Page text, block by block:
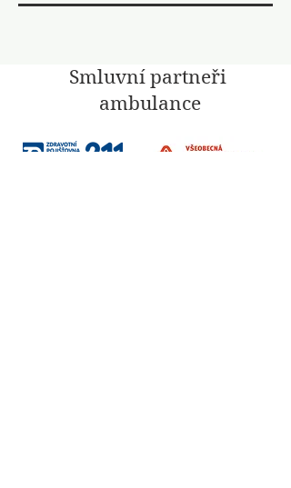
Smluvní partneři
ambulance